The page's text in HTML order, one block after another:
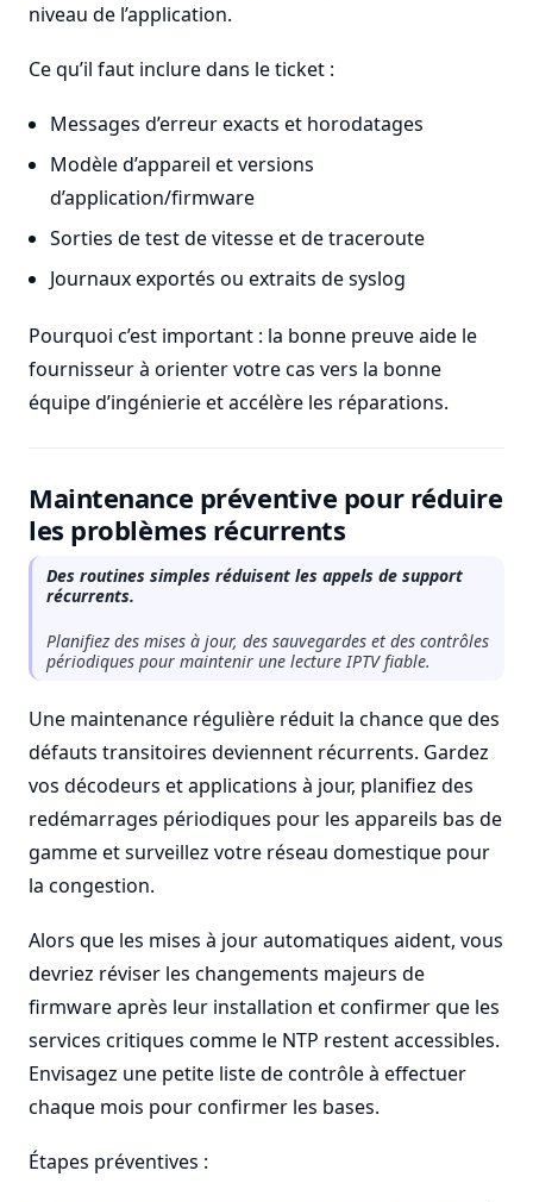
niveau de l’application.
Ce qu’il faut inclure dans le ticket :
Messages d’erreur exacts et horodatages
Modèle d’appareil et versions
d’application/firmware
Sorties de test de vitesse et de traceroute
Journaux exportés ou extraits de syslog
Pourquoi c’est important : la bonne preuve aide le
fournisseur à orienter votre cas vers la bonne
équipe d’ingénierie et accélère les réparations.
Maintenance préventive pour réduire
les problèmes récurrents
Des routines simples réduisent les appels de support
récurrents.
Planifiez des mises à jour, des sauvegardes et des contrôles
périodiques pour maintenir une lecture IPTV fiable.
Une maintenance régulière réduit la chance que des
défauts transitoires deviennent récurrents. Gardez
vos décodeurs et applications à jour, planifiez des
redémarrages périodiques pour les appareils bas de
gamme et surveillez votre réseau domestique pour
la congestion.
Alors que les mises à jour automatiques aident, vous
devriez réviser les changements majeurs de
firmware après leur installation et confirmer que les
services critiques comme le NTP restent accessibles.
Envisagez une petite liste de contrôle à effectuer
chaque mois pour confirmer les bases.
Étapes préventives :